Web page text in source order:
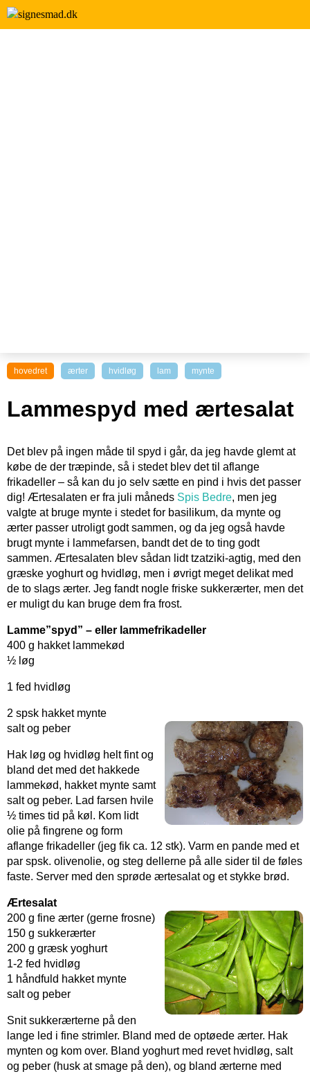
hovedret ærter hvidløg lam mynte
Lammespyd med ærtesalat
Det blev på ingen måde til spyd i går, da jeg havde glemt at
købe de der træpinde, så i stedet blev det til aflange
frikadeller – så kan du jo selv sætte en pind i hvis det passer
dig! Ærtesalaten er fra juli måneds Spis Bedre, men jeg
valgte at bruge mynte i stedet for basilikum, da mynte og
ærter passer utroligt godt sammen, og da jeg også havde
brugt mynte i lammefarsen, bandt det de to ting godt
sammen. Ærtesalaten blev sådan lidt tzatziki-agtig, med den
græske yoghurt og hvidløg, men i øvrigt meget delikat med
de to slags ærter. Jeg fandt nogle friske sukkerærter, men det
er muligt du kan bruge dem fra frost.
Lamme”spyd” – eller lammefrikadeller
400 g hakket lammekød
½ løg
1 fed hvidløg
2 spsk hakket mynte
salt og peber
Hak løg og hvidløg helt fint og
bland det med det hakkede
lammekød, hakket mynte samt
salt og peber. Lad farsen hvile
½ times tid på køl. Kom lidt
olie på fingrene og form
aflange frikadeller (jeg fik ca. 12 stk). Varm en pande med et
par spsk. olivenolie, og steg dellerne på alle sider til de føles
faste. Server med den sprøde ærtesalat og et stykke brød.
Ærtesalat
200 g fine ærter (gerne frosne)
150 g sukkerærter
200 g græsk yoghurt
1-2 fed hvidløg
1 håndfuld hakket mynte
salt og peber
Snit sukkerærterne på den
lange led i fine strimler. Bland med de optøede ærter. Hak
mynten og kom over. Bland yoghurt med revet hvidløg, salt
og peber (husk at smage på den), og bland ærterne med